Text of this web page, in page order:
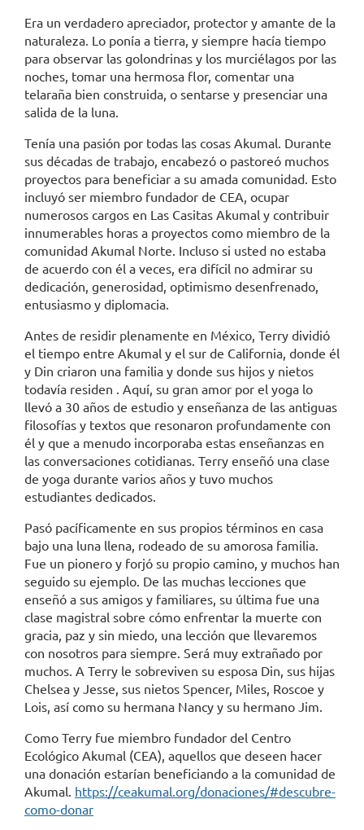
Era un verdadero apreciador, protector y amante de la
naturaleza. Lo ponía a tierra, y siempre hacía tiempo
para observar las golondrinas y los murciélagos por las
noches, tomar una hermosa flor, comentar una
telaraña bien construida, o sentarse y presenciar una
salida de la luna.
Tenía una pasión por todas las cosas Akumal. Durante
sus décadas de trabajo, encabezó o pastoreó muchos
proyectos para beneficiar a su amada comunidad. Esto
incluyó ser miembro fundador de CEA, ocupar
numerosos cargos en Las Casitas Akumal y contribuir
innumerables horas a proyectos como miembro de la
comunidad Akumal Norte. Incluso si usted no estaba
de acuerdo con él a veces, era difícil no admirar su
dedicación, generosidad, optimismo desenfrenado,
entusiasmo y diplomacia.
Antes de residir plenamente en México, Terry dividió
el tiempo entre Akumal y el sur de California, donde él
y Din criaron una familia y donde sus hijos y nietos
todavía residen . Aquí, su gran amor por el yoga lo
llevó a 30 años de estudio y enseñanza de las antiguas
filosofías y textos que resonaron profundamente con
él y que a menudo incorporaba estas enseñanzas en
las conversaciones cotidianas. Terry enseñó una clase
de yoga durante varios años y tuvo muchos
estudiantes dedicados.
Pasó pacíficamente en sus propios términos en casa
bajo una luna llena, rodeado de su amorosa familia.
Fue un pionero y forjó su propio camino, y muchos han
seguido su ejemplo. De las muchas lecciones que
enseñó a sus amigos y familiares, su última fue una
clase magistral sobre cómo enfrentar la muerte con
gracia, paz y sin miedo, una lección que llevaremos
con nosotros para siempre. Será muy extrañado por
muchos. A Terry le sobreviven su esposa Din, sus hijas
Chelsea y Jesse, sus nietos Spencer, Miles, Roscoe y
Lois, así como su hermana Nancy y su hermano Jim.
Como Terry fue miembro fundador del Centro
Ecológico Akumal (CEA), aquellos que deseen hacer
una donación estarían beneficiando a la comunidad de
Akumal. https://ceakumal.org/donaciones/#descubre-
como-donar